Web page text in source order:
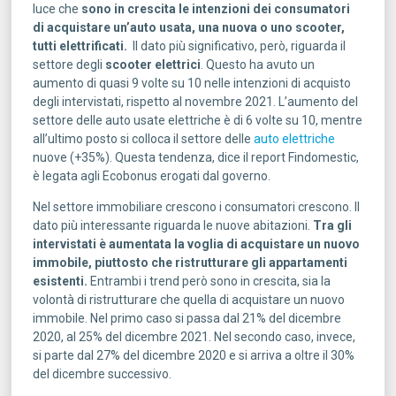
luce che sono in crescita le intenzioni dei consumatori
di acquistare un’auto usata, una nuova o uno scooter,
tutti elettrificati.
Il dato più significativo, però, riguarda il
settore degli scooter elettrici . Questo ha avuto un
aumento di quasi 9 volte su 10 nelle intenzioni di acquisto
degli intervistati, rispetto al novembre 2021. L’aumento del
settore delle auto usate elettriche è di 6 volte su 10, mentre
all’ultimo posto si colloca il settore delle auto elettriche
nuove (+35%). Questa tendenza, dice il report Findomestic,
è legata agli Ecobonus erogati dal governo.
Nel settore immobiliare crescono i consumatori crescono. Il
dato più interessante riguarda le nuove abitazioni. Tra gli
intervistati è aumentata la voglia di acquistare un nuovo
immobile, piuttosto che ristrutturare gli appartamenti
esistenti. Entrambi i trend però sono in crescita, sia la
volontà di ristrutturare che quella di acquistare un nuovo
immobile. Nel primo caso si passa dal 21% del dicembre
2020, al 25% del dicembre 2021. Nel secondo caso, invece,
si parte dal 27% del dicembre 2020 e si arriva a oltre il 30%
del dicembre successivo.